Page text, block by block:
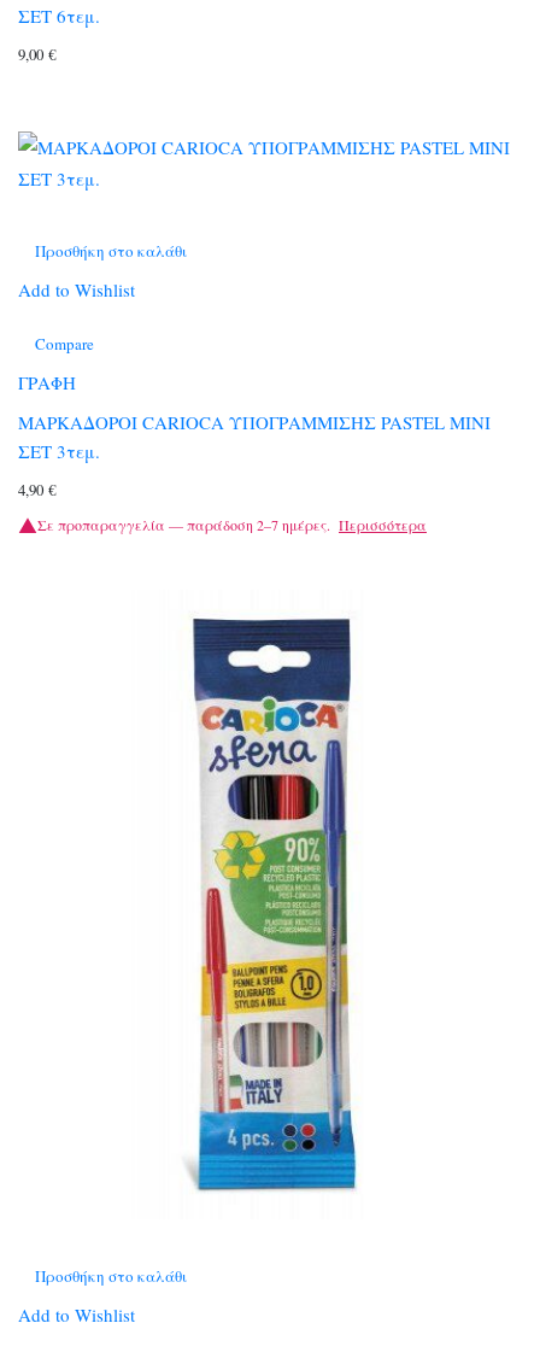
ΣΕΤ 6τεμ.
9,00 €
Προσθήκη στο καλάθι
Add to Wishlist
Compare
ΓΡΑΦΗ
ΜΑΡΚΑΔΟΡΟΙ CARIOCA ΥΠΟΓΡΑΜΜΙΣΗΣ PASTEL ΜΙΝΙ
ΣΕΤ 3τεμ.
4,90 €
Σε προπαραγγελία — παράδοση 2–7 ημέρες. Περισσότερα
Προσθήκη στο καλάθι
Add to Wishlist